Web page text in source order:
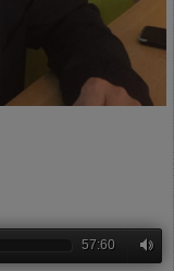
57:60